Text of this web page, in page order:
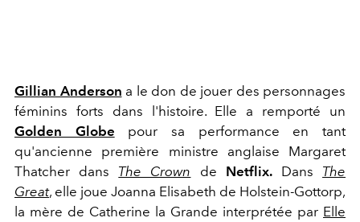
Gillian Anderson a le don de jouer des personnages
féminins forts dans l'histoire. Elle a remporté un
Golden Globe pour sa performance en tant
qu'ancienne première ministre anglaise Margaret
Thatcher dans The Crown de Netflix.Dans The
Great, elle joue Joanna Elisabeth de Holstein-Gottorp,
la mère de Catherine la Grande interprétée par Elle